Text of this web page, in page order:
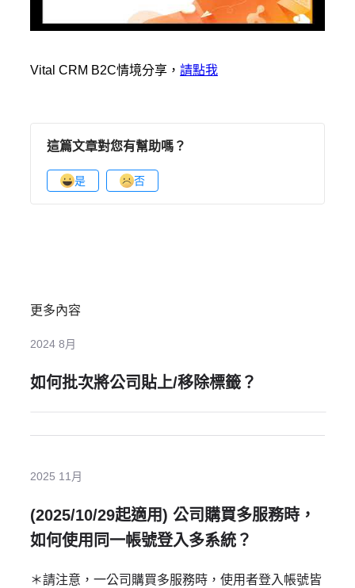
Vital CRM B2C情境分享， 請點我
這篇文章對您有幫助嗎？
是 否
更多內容
2024 8月
如何批次將公司貼上/移除標籤？
2025 11月
(2025/10/29起適用) 公司購買多服務時，
如何使用同一帳號登入多系統？
＊請注意，一公司購買多服務時，使用者登入帳號皆